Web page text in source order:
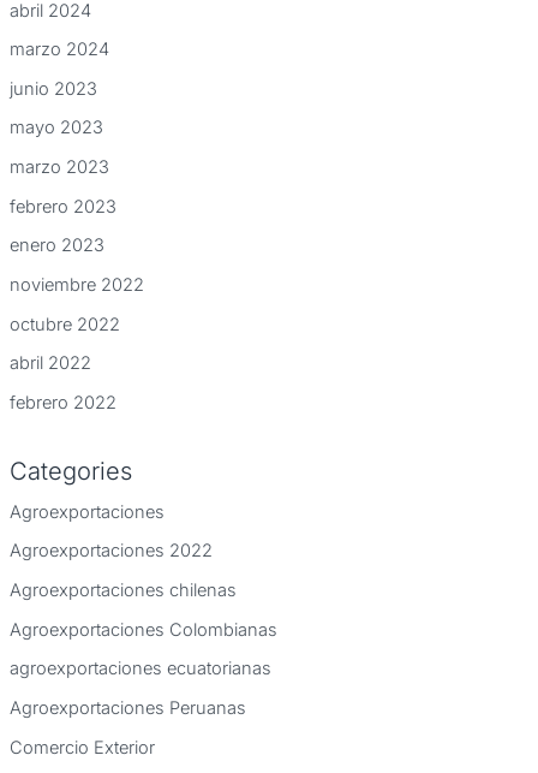
abril 2024
marzo 2024
junio 2023
mayo 2023
marzo 2023
febrero 2023
enero 2023
noviembre 2022
octubre 2022
abril 2022
febrero 2022
Categories
Agroexportaciones
Agroexportaciones 2022
Agroexportaciones chilenas
Agroexportaciones Colombianas
agroexportaciones ecuatorianas
Agroexportaciones Peruanas
Comercio Exterior